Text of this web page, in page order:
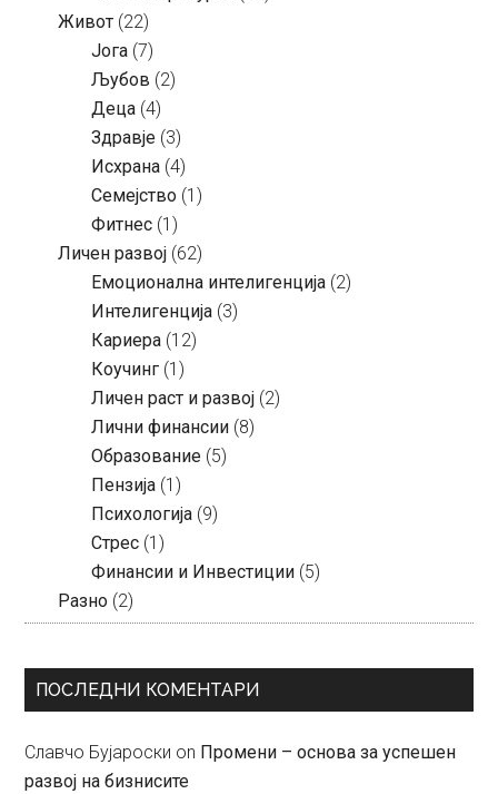
Живот (22)
Јога (7)
Љубов (2)
Деца (4)
Здравје (3)
Исхрана (4)
Семејство (1)
Фитнес (1)
Личен развој (62)
Емоционална интелигенција (2)
Интелигенција (3)
Кариера (12)
Коучинг (1)
Личен раст и развој (2)
Лични финансии (8)
Образование (5)
Пензија (1)
Психологија (9)
Стрес (1)
Финансии и Инвестиции (5)
Разно (2)
ПОСЛЕДНИ КОМЕНТАРИ
Славчо Бујароски on Промени – основа за успешен
развој на бизнисите